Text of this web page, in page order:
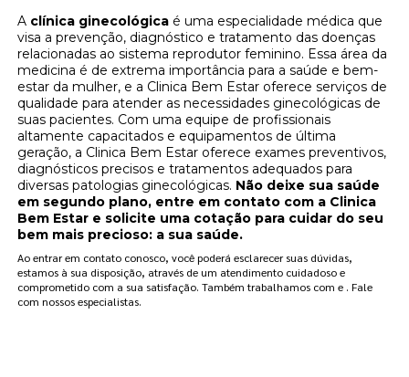
A clínica ginecológica é uma especialidade médica que
visa a prevenção, diagnóstico e tratamento das doenças
relacionadas ao sistema reprodutor feminino. Essa área da
medicina é de extrema importância para a saúde e bem-
estar da mulher, e a Clinica Bem Estar oferece serviços de
qualidade para atender as necessidades ginecológicas de
suas pacientes. Com uma equipe de profissionais
altamente capacitados e equipamentos de última
geração, a Clinica Bem Estar oferece exames preventivos,
diagnósticos precisos e tratamentos adequados para
diversas patologias ginecológicas. Não deixe sua saúde
em segundo plano, entre em contato com a Clinica
Bem Estar e solicite uma cotação para cuidar do seu
bem mais precioso: a sua saúde.
Ao entrar em contato conosco, você poderá esclarecer suas dúvidas,
estamos à sua disposição, através de um atendimento cuidadoso e
comprometido com a sua satisfação. Também trabalhamos com e . Fale
com nossos especialistas.